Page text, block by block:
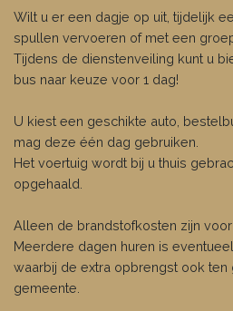
Wilt u er een dagje op uit, tijdelijk
spullen vervoeren of met een
Tijdens de dienstenveiling kunt u
bus naar keuze voor 1 dag!
U kiest een geschikte auto,
mag deze één dag gebruiken.
Het voertuig wordt bij u thuis
opgehaald.
Alleen de brandstofkosten zijn voor
Meerdere dagen huren is
waarbij de extra opbrengst ook ten
gemeente.